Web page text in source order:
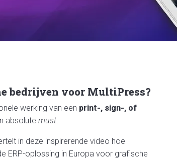
bedrijven voor MultiPress?
werking van een print-, sign-, of
absolute must.
in deze inspirerende video hoe
ERP-oplossing in Europa voor grafische